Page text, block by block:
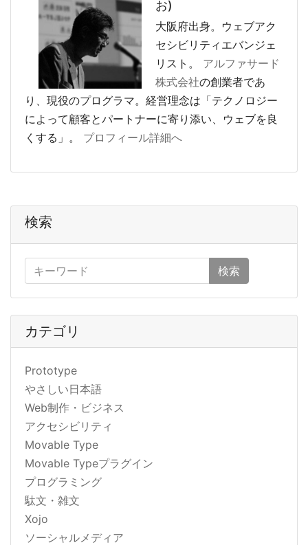
お)
大阪府出身。ウェブアク
セシビリティエバンジェ
リスト。 アルファサード
株式会社の創業者であ
り、現役のプログラマ。経営理念は「テクノロジー
によって顧客とパートナーに寄り添い、ウェブを良
くする」。 プロフィール詳細へ
検索
検索
カテゴリ
Prototype
やさしい日本語
Web制作・ビジネス
アクセシビリティ
Movable Type
Movable Typeプラグイン
プログラミング
駄文・雑文
Xojo
ソーシャルメディア